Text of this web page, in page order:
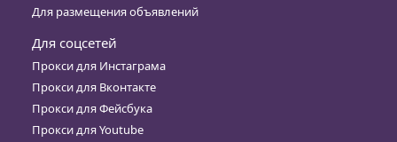
Для размещения объявлений
Для соцсетей
Прокси для Инстаграма
Прокси для Вконтакте
Прокси для Фейсбука
Прокси для Youtube